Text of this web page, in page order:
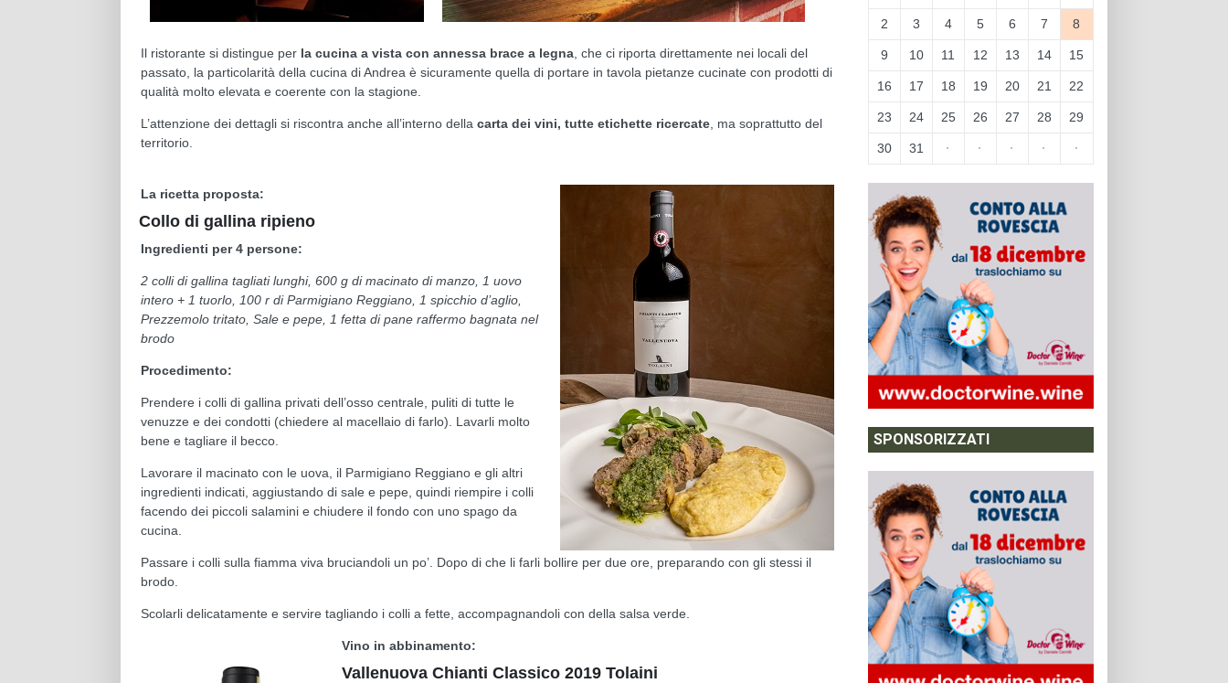
Il ristorante si distingue per la cucina a vista con annessa brace a legna , che ci riporta direttamente nei locali del
passato, la particolarità della cucina di Andrea è sicuramente quella di portare in tavola pietanze cucinate con prodotti di
qualità molto elevata e coerente con la stagione.
L’attenzione dei dettagli si riscontra anche all’interno della carta dei vini, tutte etichette ricercate , ma soprattutto del
territorio.
La ricetta proposta:
Collo di gallina ripieno
Ingredienti per 4 persone:
2 colli di gallina tagliati lunghi, 600 g di macinato di manzo, 1 uovo
intero + 1 tuorlo, 100 r di Parmigiano Reggiano, 1 spicchio d’aglio,
Prezzemolo tritato, Sale e pepe, 1 fetta di pane raffermo bagnata nel
brodo
Procedimento:
Prendere i colli di gallina privati dell’osso centrale, puliti di tutte le
venuzze e dei condotti (chiedere al macellaio di farlo). Lavarli molto
bene e tagliare il becco.
Lavorare il macinato con le uova, il Parmigiano Reggiano e gli altri
ingredienti indicati, aggiustando di sale e pepe, quindi riempire i colli
facendo dei piccoli salamini e chiudere il fondo con uno spago da
cucina.
Passare i colli sulla fiamma viva bruciandoli un po’. Dopo di che li farli bollire per due ore, preparando con gli stessi il
brodo.
Scolarli delicatamente e servire tagliando i colli a fette, accompagnandoli con della salsa verde.
Vino in abbinamento:
Vallenuova Chianti Classico 2019 Tolaini
2 3 4 5 6 7 8
9 10 11 12 13 14 15
16 17 18 19 20 21 22
23 24 25 26 27 28 29
30 31 · · · · ·
SPONSORIZZATI